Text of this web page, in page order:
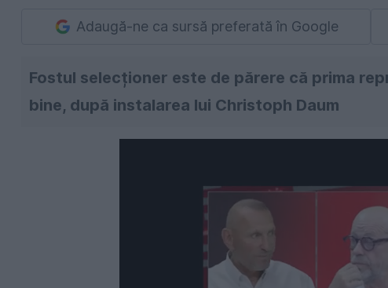
Adaugă-ne ca sursă preferată în Google
Fostul selecționer este de părere că prima
bine, după instalarea lui Christoph Daum